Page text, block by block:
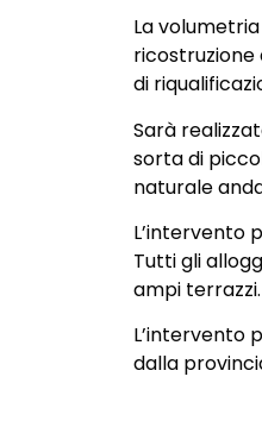
La
di
Sarà
sorta di
naturale
L’intervento
Tutti gli
ampi
L’intervento
dalla